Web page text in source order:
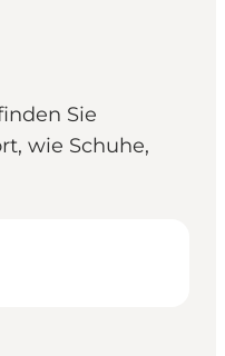
Sie
wie Schuhe,